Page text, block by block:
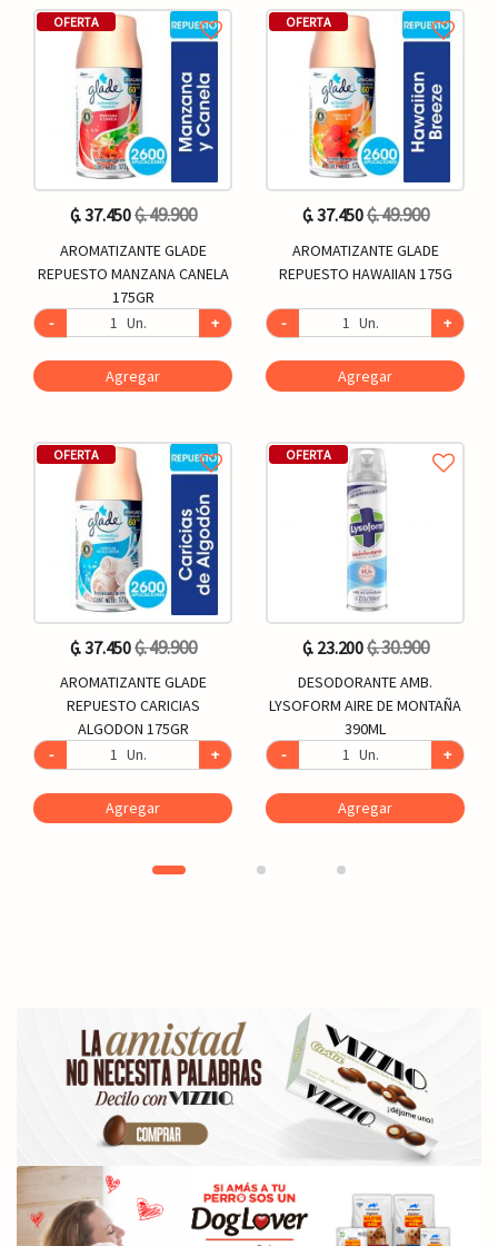
OFERTA
₲. 37.450₲. 49.900
AROMATIZANTE GLADE
REPUESTO MANZANA CANELA
175GR
-
Un. +
Agregar
OFERTA
₲. 37.450₲. 49.900
AROMATIZANTE GLADE
REPUESTO CARICIAS
ALGODON 175GR
-
Un. +
Agregar
OFERTA
₲. 37.450₲. 49.900
AROMATIZANTE GLADE
REPUESTO HAWAIIAN 175G
- Un. +
Agregar
OFERTA
₲. 23.200₲. 30.900
DESODORANTE AMB.
LYSOFORM AIRE DE MONTAÑA
390ML
-
Un. +
Agregar